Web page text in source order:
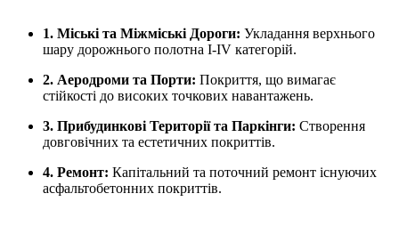
1. Міські та Міжміські Дороги: Укладання верхнього
шару дорожнього полотна I-IV категорій.
2. Аеродроми та Порти: Покриття, що вимагає
стійкості до високих точкових навантажень.
3. Прибудинкові Території та Паркінги: Створення
довговічних та естетичних покриттів.
4. Ремонт: Капітальний та поточний ремонт існуючих
асфальтобетонних покриттів.